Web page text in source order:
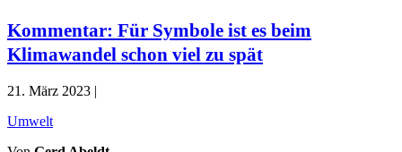
Kommentar: Für Symbole ist es beim
Klimawandel schon viel zu spät
21. März 2023 |
Umwelt